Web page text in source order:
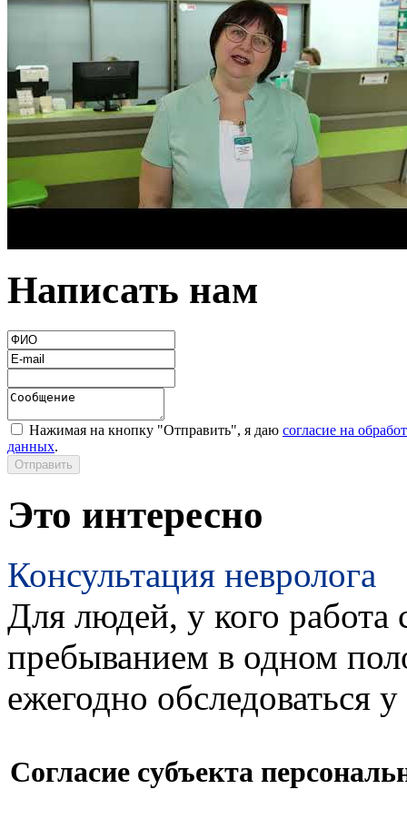
Написать нам
Нажимая на кнопку "Отправить", я даю согласие на
данных.
Это интересно
Консультация невролога
Для людей, у кого работа
пребыванием в одном
ежегодно обследоваться
Согласие субъекта